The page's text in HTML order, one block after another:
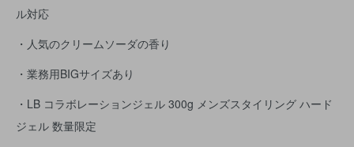
ル対応
・人気のクリームソーダの香り
・業務用BIGサイズあり
・LB コラボレーションジェル 300g メンズスタイリング ハード
ジェル 数量限定